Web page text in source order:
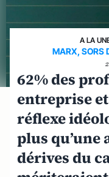
A LA
MARX, SORS
62% des
entreprise
réflexe
plus qu’une
dérives du